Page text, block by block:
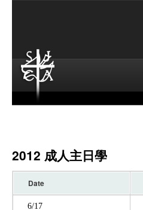
2012 成人主日學
Date
6/17